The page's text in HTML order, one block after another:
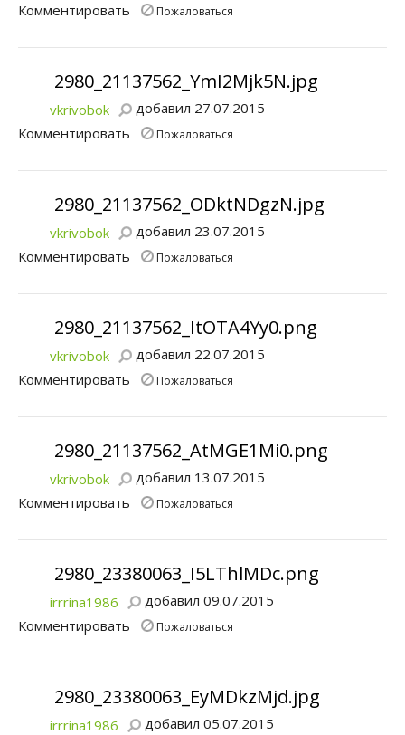
Комментировать
Пожаловаться
2980_21137562_YmI2Mjk5N.jpg
vkrivobok
добавил 27.07.2015
Комментировать
Пожаловаться
2980_21137562_ODktNDgzN.jpg
vkrivobok
добавил 23.07.2015
Комментировать
Пожаловаться
2980_21137562_ItOTA4Yy0.png
vkrivobok
добавил 22.07.2015
Комментировать
Пожаловаться
2980_21137562_AtMGE1Mi0.png
vkrivobok
добавил 13.07.2015
Комментировать
Пожаловаться
2980_23380063_I5LThlMDc.png
irrrina1986
добавил 09.07.2015
Комментировать
Пожаловаться
2980_23380063_EyMDkzMjd.jpg
irrrina1986
добавил 05.07.2015